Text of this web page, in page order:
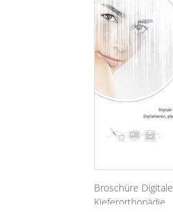
Broschüre Digitale
Kieferorthopädie.